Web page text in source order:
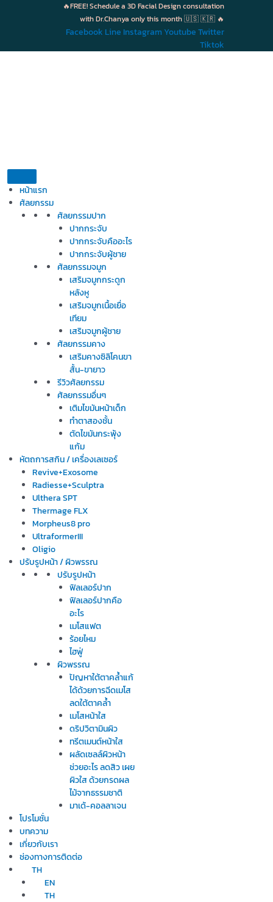
🔥FREE! Schedule a 3D Facial Design consultation
with Dr.Chanya only this month 🇺🇸 🇰🇷 🔥
Facebook Line Instagram Youtube Twitter
Tiktok
หน้าแรก
ศัลยกรรม
ศัลยกรรมปาก
ปากกระจับ
ปากกระจับคืออะไร
ปากกระจับผู้ชาย
ศัลยกรรมจมูก
เสริมจมูกกระดูก
หลังหู
เสริมจมูกเนื้อเยื่อ
เทียม
เสริมจมูกผู้ชาย
ศัลยกรรมคาง
เสริมคางซิลิโคนขา
สั้น-ขายาว
รีวิวศัลยกรรม
ศัลยกรรมอื่นๆ
เติมไขมันหน้าเด็ก
ทำตาสองชั้น
ตัดไขมันกระพุ้ง
แก้ม
หัตถการสกิน / เครื่องเลเซอร์
Revive+Exosome
Radiesse+Sculptra
Ulthera SPT
Thermage FLX
Morpheus8 pro
UltraformerIII
Oligio
ปรับรูปหน้า / ผิวพรรณ
ปรับรูปหน้า
ฟิลเลอร์ปาก
ฟิลเลอร์ปากคือ
อะไร
เมโสแฟต
ร้อยไหม
ไฮฟู่
ผิวพรรณ
ปัญหาใต้ตาคล้ำแก้
ได้ด้วยการฉีดเมโส
ลดใต้ตาคล้ำ
เมโสหน้าใส
ดริปวิตามินผิว
ทรีตเมนต์หน้าใส
ผลัดเซลล์ผิวหน้า
ช่วยอะไร ลดสิว เผย
ผิวใส ด้วยกรดผล
ไม้จากธรรมชาติ
มาเด้-คอลลาเจน
โปรโมชั่น
บทความ
เกี่ยวกับเรา
ช่องทางการติดต่อ
TH
EN
TH